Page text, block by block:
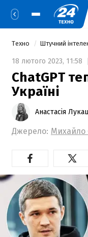
Техно Штучний
18 лютого 2023, 11:58
ChatGPT
Україні
Анастасія
Джерело: Михайло